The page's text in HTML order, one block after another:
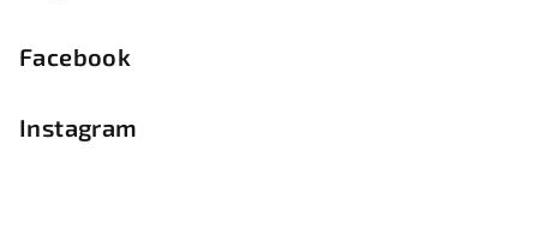
Facebook
Instagram